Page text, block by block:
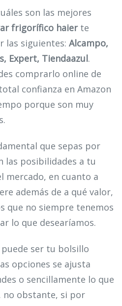
son las mejores
frigorífico haierte
las siguientes: Alcampo,
Expert, Tiendaazul.
comprarlo online de
confianza en Amazon
porque son muy
que sepas por
las posibilidades a tu
mercado, en cuanto a
además de a qué valor,
que no siempre tenemos
lo que desearíamos.
puede ser tu bolsillo
opciones se ajusta
o sencillamente lo que
no obstante, si por